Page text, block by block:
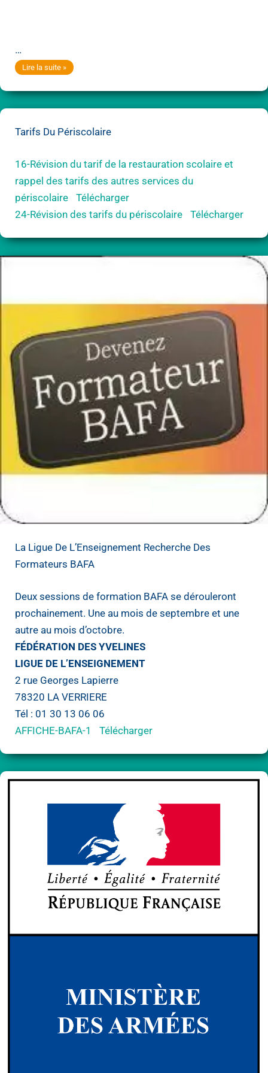
…
Pass
:
des
le
1er
juillet
2026
Lire la suite »
Tarifs Du Périscolaire
16-Révision du tarif de la restauration scolaire et
rappel des tarifs des autres services du
périscolaire
Télécharger
24-Révision des tarifs du périscolaire
Télécharger
La Ligue De L’Enseignement Recherche Des
Formateurs BAFA
Deux sessions de formation BAFA se dérouleront
prochainement. Une au mois de septembre et une
autre au mois d’octobre.
FÉDÉRATION DES YVELINES
LIGUE DE L’ENSEIGNEMENT
2 rue Georges Lapierre
78320 LA VERRIERE
Tél : 01 30 13 06 06
AFFICHE-BAFA-1
Télécharger